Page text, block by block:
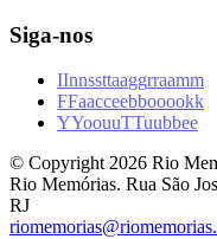
Siga-nos
IInnssttaaggrraamm
FFaacceebbooookk
YYoouuTTuubbee
© Copyright 2026 Rio
Rio Memórias. Rua São
RJ